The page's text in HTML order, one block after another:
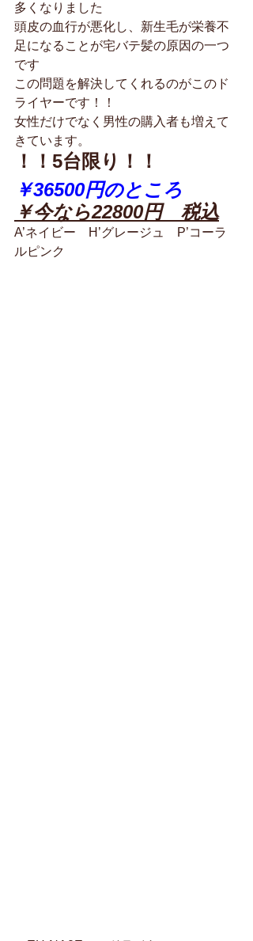
多くなりました
頭皮の血行が悪化し、新生毛が栄養不
足になることが宅バテ髪の原因の一つ
です
この問題を解決してくれるのがこのド
ライヤーです！！
女性だけでなく男性の購入者も増えて
きています。
！！5台限り！！
￥36500円のところ
￥今なら22800円　税込
A’ネイビー　H’グレージュ　P’コーラ
ルピンク